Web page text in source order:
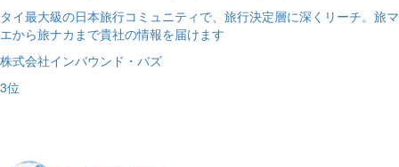
タイ最大級の日本旅行コミュニティで、旅行決定層に深くリーチ。旅マ
エから旅ナカまで貴社の情報を届けます
株式会社インバウンド・バズ
3位